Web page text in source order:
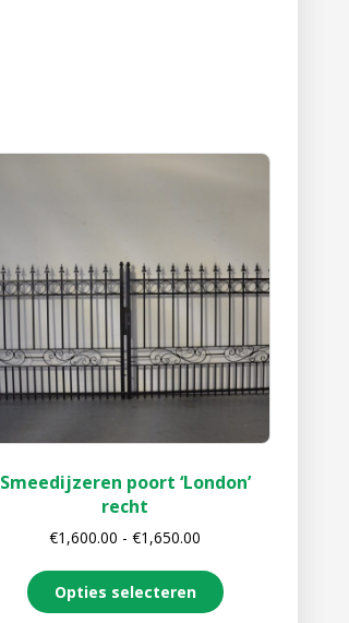
Smeedijzeren poort ‘London’
recht
€1,600.00 - €1,650.00
Opties selecteren